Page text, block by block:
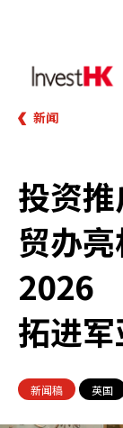
新闻
投资
贸办
2026
拓进
新闻稿 英国